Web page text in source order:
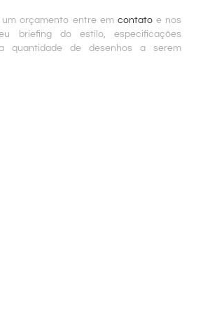
um orçamento entre em contato e nos
briefing do estilo, especificações
quantidade de desenhos a serem